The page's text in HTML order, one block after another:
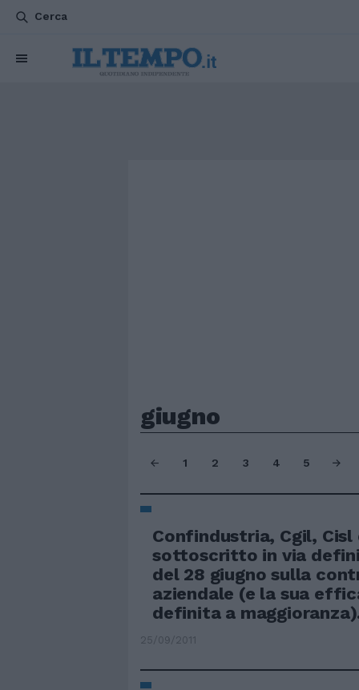
Cerca
giugno
1 2 3 4 5
Confindustria, Cgil, Cisl
sottoscritto in via
del 28 giugno sulla
aziendale (e la sua
definita a
25/09/2011